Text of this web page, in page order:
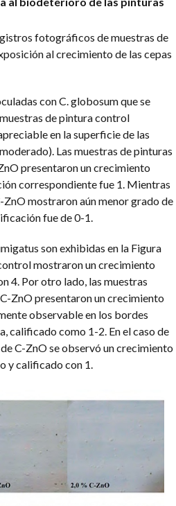
fotográficos de muestras de
al crecimiento de las cepas
con C. globosum que se
de pintura control
en la superficie de las
Las muestras de pinturas
presentaron un crecimiento
correspondiente fue 1. Mientras
ZnO mostraron aún menor grado de
fue de 0-1.
son exhibidas en la Figura
mostraron un crecimiento
4. Por otro lado, las muestras
ZnO presentaron un crecimiento
observable en los bordes
calificado como 1-2. En el caso de
C-ZnO se observó un crecimiento
y calificado con 1.